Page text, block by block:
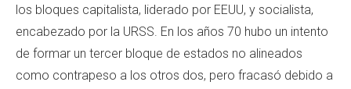
los bloques capitalista, liderado por EEUU, y socialista,
encabezado por la URSS. En los años 70 hubo un intento
de formar un tercer bloque de estados no alineados
como contrapeso a los otros dos, pero fracasó debido a